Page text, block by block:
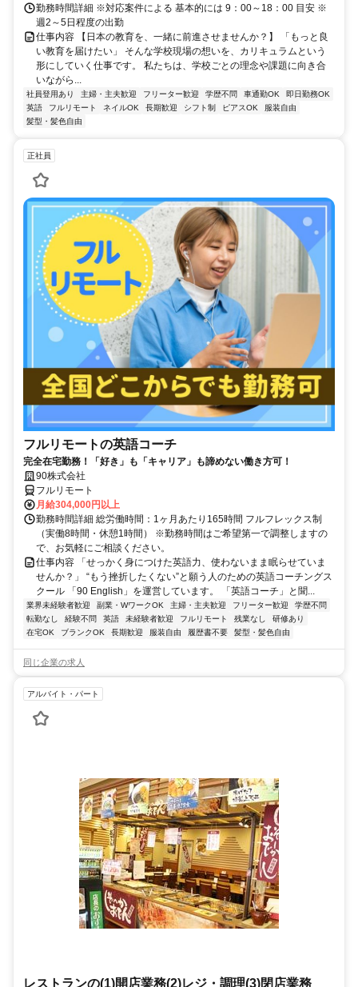
勤務時間詳細 ※対応案件による 基本的には 9：00～18：00 目安 ※
週2～5日程度の出勤
仕事内容 【日本の教育を、一緒に前進させませんか？】 「もっと良
い教育を届けたい」 そんな学校現場の想いを、カリキュラムという
形にしていく仕事です。 私たちは、学校ごとの理念や課題に向き合
いながら...
社員登用あり 主婦・主夫歓迎 フリーター歓迎 学歴不問 車通勤OK
即日勤務OK
英語
フルリモート ネイルOK 長期歓迎 シフト制 ピアスOK
服装自由
髪型・髪色自由
正社員
フルリモートの英語コーチ
完全在宅勤務！「好き」も「キャリア」も諦めない働き方可！
90株式会社
フルリモート
月給304,000円以上
勤務時間詳細 総労働時間：1ヶ月あたり165時間 フルフレックス制
（実働8時間・休憩1時間） ※勤務時間はご希望第一で調整しますの
で、お気軽にご相談ください。
仕事内容 「せっかく身につけた英語力、使わないまま眠らせていま
せんか？」 “もう挫折したくない”と願う人のための英語コーチングス
クール 「90 English」を運営しています。 「英語コーチ」と聞...
業界未経験者歓迎 副業・WワークOK 主婦・主夫歓迎 フリーター歓迎
学歴不問
転勤なし
経験不問 英語 未経験者歓迎 フルリモート 残業なし
研修あり
在宅OK
ブランクOK 長期歓迎 服装自由 履歴書不要 髪型・髪色自由
同じ企業の求人
アルバイト・パート
レストランの(1)開店業務(2)レジ・調理(3)閉店業務